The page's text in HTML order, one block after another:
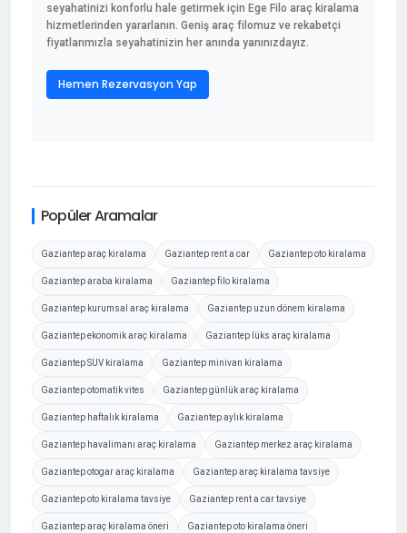
seyahatinizi konforlu hale getirmek için Ege Filo araç kiralama
hizmetlerinden yararlanın. Geniş araç filomuz ve rekabetçi
fiyatlarımızla seyahatinizin her anında yanınızdayız.
Hemen Rezervasyon Yap
Popüler Aramalar
Gaziantep araç kiralama Gaziantep rent a car Gaziantep oto kiralama
Gaziantep araba kiralama Gaziantep filo kiralama
Gaziantep kurumsal araç kiralama Gaziantep uzun dönem kiralama
Gaziantep ekonomik araç kiralama Gaziantep lüks araç kiralama
Gaziantep SUV kiralama Gaziantep minivan kiralama
Gaziantep otomatik vites Gaziantep günlük araç kiralama
Gaziantep haftalık kiralama Gaziantep aylık kiralama
Gaziantep havalimanı araç kiralama Gaziantep merkez araç kiralama
Gaziantep otogar araç kiralama Gaziantep araç kiralama tavsiye
Gaziantep oto kiralama tavsiye Gaziantep rent a car tavsiye
Gaziantep araç kiralama öneri Gaziantep oto kiralama öneri